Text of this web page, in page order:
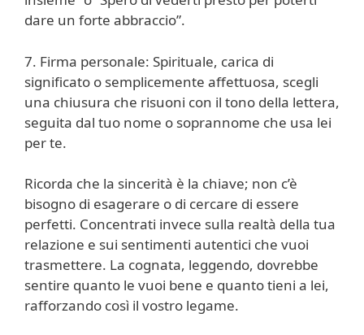
dare un forte abbraccio”.
7. Firma personale: Spirituale, carica di
significato o semplicemente affettuosa, scegli
una chiusura che risuoni con il tono della lettera,
seguita dal tuo nome o soprannome che usa lei
per te.
Ricorda che la sincerità è la chiave; non c’è
bisogno di esagerare o di cercare di essere
perfetti. Concentrati invece sulla realtà della tua
relazione e sui sentimenti autentici che vuoi
trasmettere. La cognata, leggendo, dovrebbe
sentire quanto le vuoi bene e quanto tieni a lei,
rafforzando così il vostro legame.